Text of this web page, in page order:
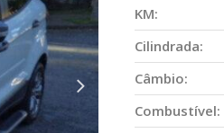
KM:
Cilindrada:
Câmbio:
Combustível: